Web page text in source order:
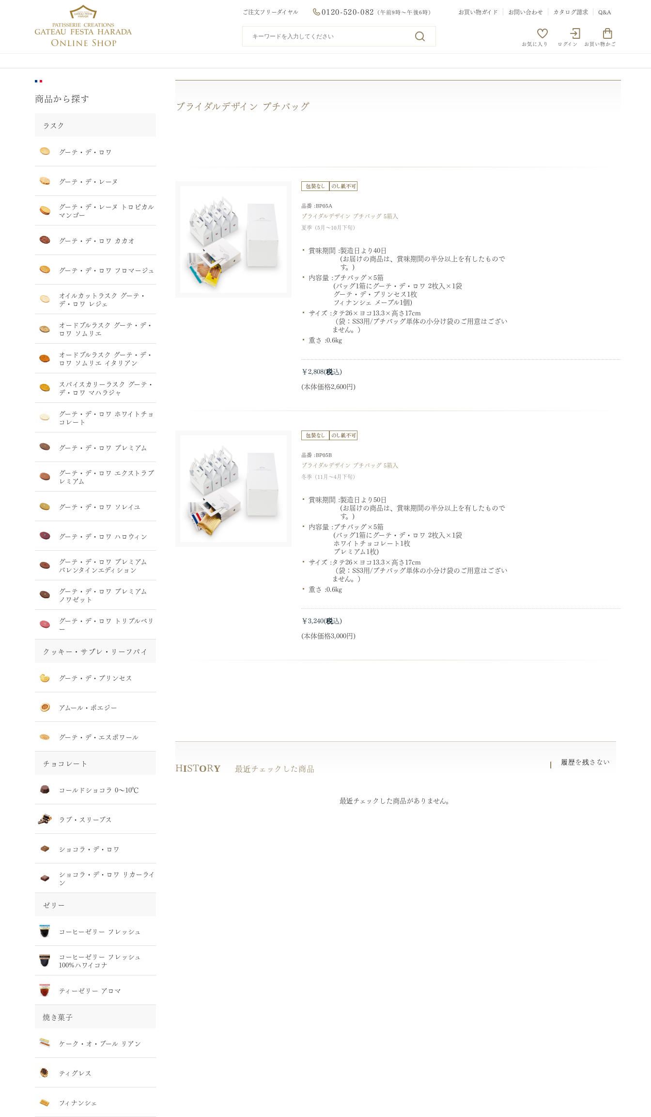
ご注文フリーダイヤル 0120-520-082 （午前9時～午後6時） お買い物ガイド お問い合わせ カタログ請求 Q&A
お気に入り ログイン お買い物かご
商品から探す
ラスク
グーテ・デ・ロワ
グーテ・デ・レーヌ
グーテ・デ・レーヌ トロピカル
マンゴー
グーテ・デ・ロワ カカオ
グーテ・デ・ロワ フロマージュ
オイルカットラスク グーテ・
デ・ロワ レジェ
オードブルラスク グーテ・デ・
ロワ ソムリエ
オードブルラスク グーテ・デ・
ロワ ソムリエ イタリアン
スパイスカリーラスク グーテ・
デ・ロワ マハラジャ
グーテ・デ・ロワ ホワイトチョ
コレート
グーテ・デ・ロワ プレミアム
グーテ・デ・ロワ エクストラプ
レミアム
グーテ・デ・ロワ ソレイユ
グーテ・デ・ロワ ハロウィン
グーテ・デ・ロワ プレミアム
バレンタインエディション
グーテ・デ・ロワ プレミアム
ノワゼット
グーテ・デ・ロワ トリプルベリ
ー
クッキー・サブレ・リーフパイ
グーテ・デ・プリンセス
アムール・ポエジー
グーテ・デ・エスポワール
チョコレート
コールドショコラ 0～10℃
ラブ・スリーブス
ショコラ・デ・ロワ
ショコラ・デ・ロワ リカーライ
ン
ゼリー
コーヒーゼリー フレッシュ
コーヒーゼリー フレッシュ
100%ハワイコナ
ティーゼリー アロマ
焼き菓子
ケーク・オ・ブール リアン
ティグレス
フィナンシェ
ブライダルデザイン プチバッグ
ブライダルデザイン プチバッグ 5箱入
品番 :BP05A
賞味期間 :製造日より40日
(お届けの商品は、賞味期間の半分以上を有したもので
す。)
内容量 :プチバッグ×5箱
(バッグ1箱にグーテ・デ・ロワ 2枚入×1袋
グーテ・デ・プリンセス1枚
フィナンシェ メープル1個)
サイズ :タテ26×ヨコ13.3×高さ17cm
（袋：SS3用/プチバッグ単体の小分け袋のご用意はござい
ません。）
重さ :0.6kg
夏季（5月～10月下旬）
￥2,808
(本体価格2,600円)
ブライダルデザイン プチバッグ 5箱入
品番 :BP05B
賞味期間 :製造日より50日
(お届けの商品は、賞味期間の半分以上を有したもので
す。)
内容量 :プチバッグ×5箱
(バッグ1箱にグーテ・デ・ロワ 2枚入×1袋
ホワイトチョコレート1枚
プレミアム1枚)
サイズ :タテ26×ヨコ13.3×高さ17cm
（袋：SS3用/プチバッグ単体の小分け袋のご用意はござい
ません。）
重さ :0.6kg
冬季（11月～4月下旬）
￥3,240
(本体価格3,000円)
HISTORY 最近チェックした商品
履歴を残さない
最近チェックした商品がありません。